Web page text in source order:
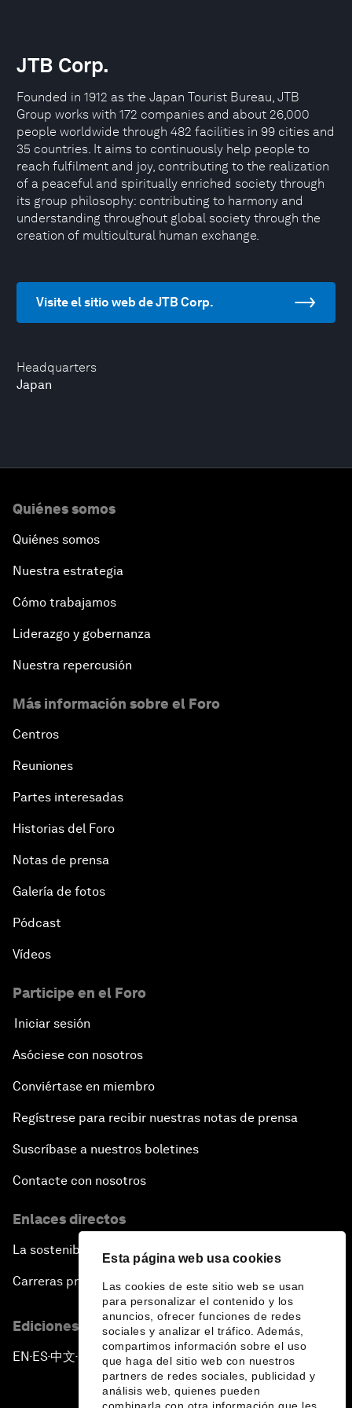
Esta página web usa cookies
Las cookies de este sitio web se usan
para personalizar el contenido y los
anuncios, ofrecer funciones de redes
sociales y analizar el tráfico. Además,
compartimos información sobre el uso
que haga del sitio web con nuestros
partners de redes sociales, publicidad y
análisis web, quienes pueden
Headquarters
Japan
JTB Corp.
Founded in 1912 as the Japan Tourist Bureau, JTB
Group works with 172 companies and about 26,000
people worldwide through 482 facilities in 99 cities and
35 countries. It aims to continuously help people to
reach fulfilment and joy, contributing to the realization
of a peaceful and spiritually enriched society through
its group philosophy: contributing to harmony and
understanding throughout global society through the
creation of multicultural human exchange.
Visite el sitio web de JTB Corp.
Quiénes somos
Quiénes somos
Nuestra estrategia
Cómo trabajamos
Liderazgo y gobernanza
Nuestra repercusión
Más información sobre el Foro
Centros
Reuniones
Partes interesadas
Historias del Foro
Notas de prensa
Galería de fotos
Pódcast
Vídeos
Participe en el Foro
Iniciar sesión
Asóciese con nosotros
Conviértase en miembro
Regístrese para recibir nuestras notas de prensa
Suscríbase a nuestros boletines
Contacte con nosotros
Enlaces directos
La sostenibilidad en el Foro
Carreras profesionales
Ediciones en otros idiomas
EN ▪ES▪中文▪ 日本語